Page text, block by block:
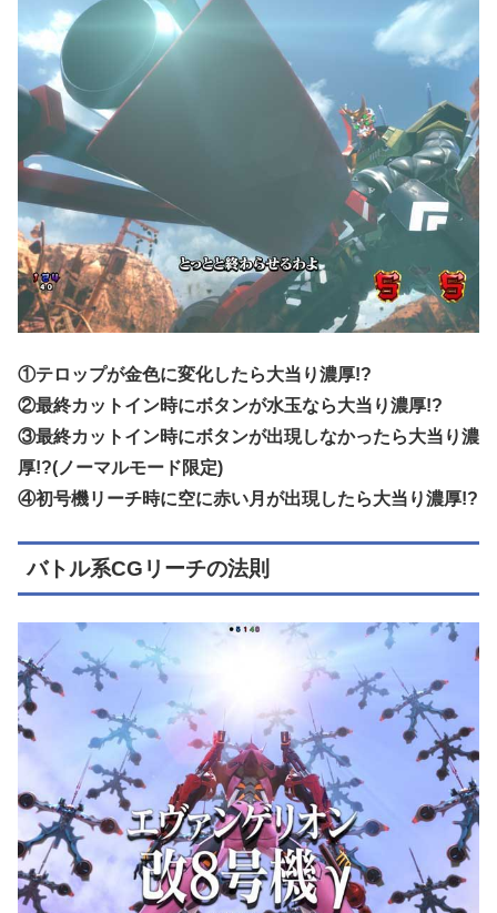
①テロップが金色に変化したら大当り濃厚!?
②最終カットイン時にボタンが水玉なら大当り濃厚!?
③最終カットイン時にボタンが出現しなかったら大当り濃
厚!?(ノーマルモード限定)
④初号機リーチ時に空に赤い月が出現したら大当り濃厚!?
バトル系CGリーチの法則